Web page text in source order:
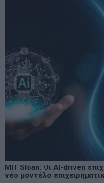
MIT Sloan: Οι AI-driven
νέο μοντέλο